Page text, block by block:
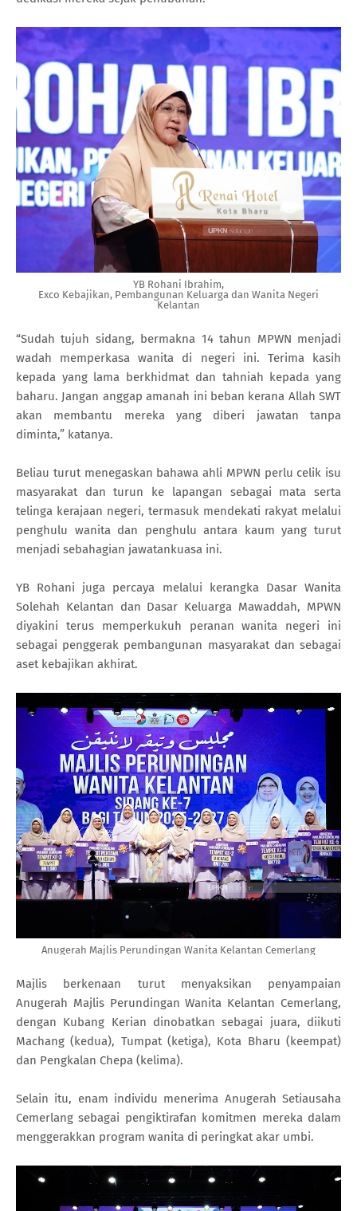
YB Rohani Ibrahim,
Exco Kebajikan, Pembangunan Keluarga dan Wanita Negeri
Kelantan
“Sudah tujuh sidang, bermakna 14 tahun MPWN menjadi
wadah memperkasa wanita di negeri ini. Terima kasih
kepada yang lama berkhidmat dan tahniah kepada yang
baharu. Jangan anggap amanah ini beban kerana Allah SWT
akan membantu mereka yang diberi jawatan tanpa
diminta,” katanya.
Beliau turut menegaskan bahawa ahli MPWN perlu celik isu
masyarakat dan turun ke lapangan sebagai mata serta
telinga kerajaan negeri, termasuk mendekati rakyat melalui
penghulu wanita dan penghulu antara kaum yang turut
menjadi sebahagian jawatankuasa ini.
YB Rohani juga percaya melalui kerangka Dasar Wanita
Solehah Kelantan dan Dasar Keluarga Mawaddah, MPWN
diyakini terus memperkukuh peranan wanita negeri ini
sebagai penggerak pembangunan masyarakat dan sebagai
aset kebajikan akhirat.
Anugerah Majlis Perundingan Wanita Kelantan Cemerlang
Majlis berkenaan turut menyaksikan penyampaian
Anugerah Majlis Perundingan Wanita Kelantan Cemerlang,
dengan Kubang Kerian dinobatkan sebagai juara, diikuti
Machang (kedua), Tumpat (ketiga), Kota Bharu (keempat)
dan Pengkalan Chepa (kelima).
Selain itu, enam individu menerima Anugerah Setiausaha
Cemerlang sebagai pengiktirafan komitmen mereka dalam
menggerakkan program wanita di peringkat akar umbi.